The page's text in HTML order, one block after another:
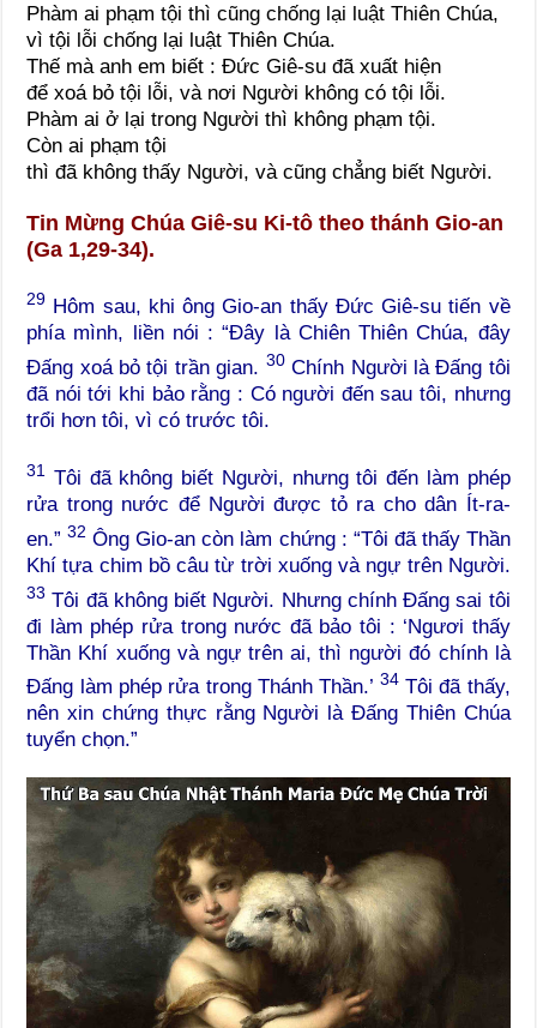
Phàm ai phạm tội thì cũng chống lại luật Thiên Chúa,
vì tội lỗi chống lại luật Thiên Chúa.
Thế mà anh em biết : Đức Giê-su đã xuất hiện
để xoá bỏ tội lỗi, và nơi Người không có tội lỗi.
Phàm ai ở lại trong Người thì không phạm tội.
Còn ai phạm tội
thì đã không thấy Người, và cũng chẳng biết Người.
Tin Mừng Chúa Giê-su Ki-tô theo thánh Gio-an
(Ga 1,29-34).
29 Hôm sau, khi ông Gio-an thấy Đức Giê-su tiến về
phía mình, liền nói : “Đây là Chiên Thiên Chúa, đây
Đấng xoá bỏ tội trần gian. 30Chính Người là Đấng tôi
đã nói tới khi bảo rằng : Có người đến sau tôi, nhưng
trổi hơn tôi, vì có trước tôi.
31 Tôi đã không biết Người, nhưng tôi đến làm phép
rửa trong nước để Người được tỏ ra cho dân Ít-ra-
en.”32 Ông Gio-an còn làm chứng : “Tôi đã thấy Thần
Khí tựa chim bồ câu từ trời xuống và ngự trên Người.
33 Tôi đã không biết Người. Nhưng chính Đấng sai tôi
đi làm phép rửa trong nước đã bảo tôi : ‘Ngươi thấy
Thần Khí xuống và ngự trên ai, thì người đó chính là
Đấng làm phép rửa trong Thánh Thần.’ 34Tôi đã thấy,
nên xin chứng thực rằng Người là Đấng Thiên Chúa
tuyển chọn.”